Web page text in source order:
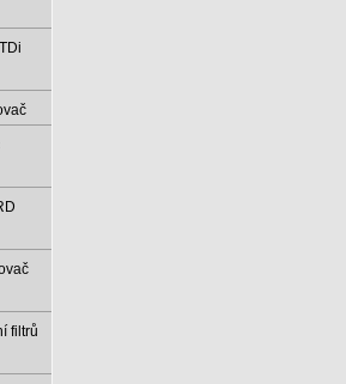
filtrů